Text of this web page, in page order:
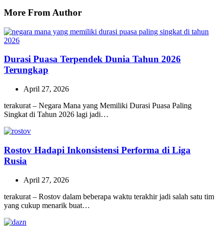
More From Author
Durasi Puasa Terpendek Dunia Tahun 2026
Terungkap
April 27, 2026
terakurat – Negara Mana yang Memiliki Durasi Puasa Paling
Singkat di Tahun 2026 lagi jadi…
Rostov Hadapi Inkonsistensi Performa di Liga
Rusia
April 27, 2026
terakurat – Rostov dalam beberapa waktu terakhir jadi salah satu tim
yang cukup menarik buat…